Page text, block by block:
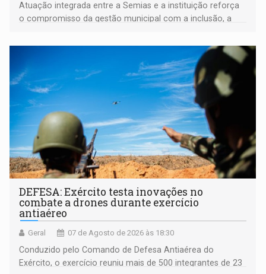
Atuação integrada entre a Semias e a instituição reforça
o compromisso da gestão municipal com a inclusão, a
DEFESA: Exército testa inovações no
combate a drones durante exercício
antiaéreo
Geral 07 de Agosto de 2026 às 18:30
Conduzido pelo Comando de Defesa Antiaérea do
Exército, o exercício reuniu mais de 500 integrantes de 23